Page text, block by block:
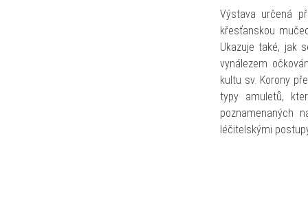
Výstava určená
křesťanskou
Ukazuje také, jak
vynálezem
kultu sv. Korony
typy amuletů,
poznamenaných
léčitelskými